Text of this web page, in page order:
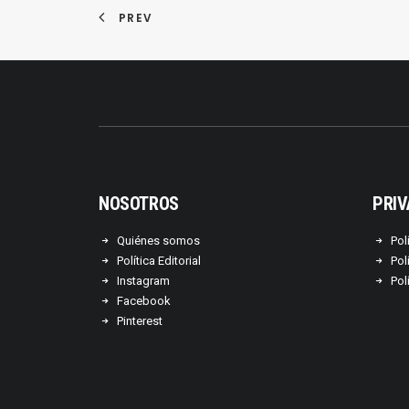
PREV
NOSOTROS
Quiénes somos
Política Editorial
Instagram
Facebook
Pinterest